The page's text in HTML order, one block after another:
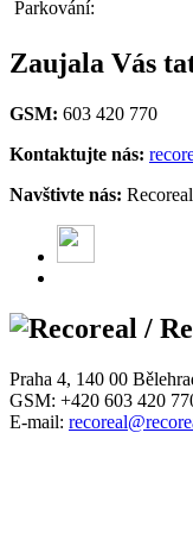
Parkování:
Zaujala Vás
GSM: 603 420 770
Kontaktujte nás:
Navštivte nás:
Praha 4, 140 00
GSM: +420 603 420
E-mail: